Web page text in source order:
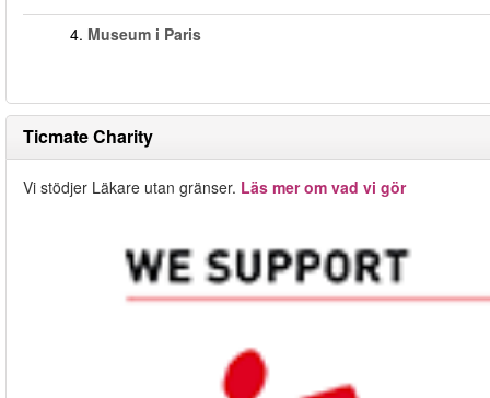
4. Museum i Paris
Ticmate Charity
Vi stödjer Läkare utan gränser. Läs mer om vad vi gör